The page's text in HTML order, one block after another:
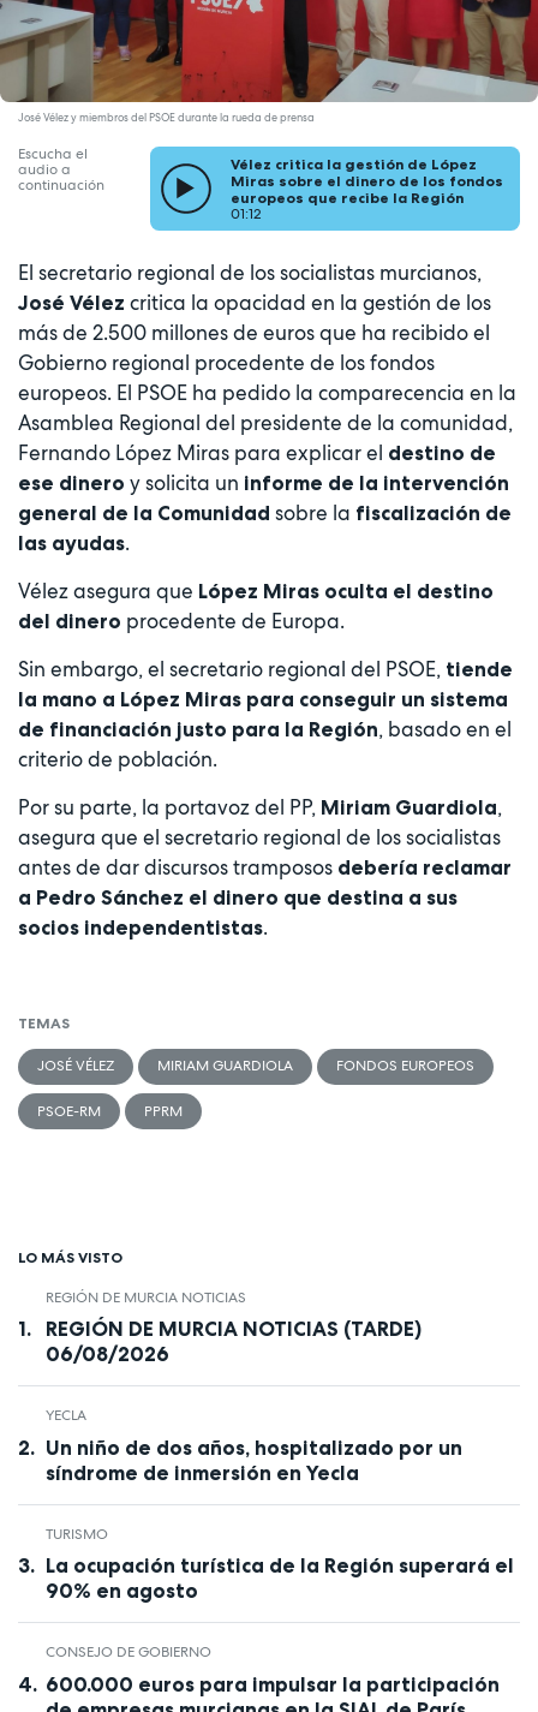
José Vélez y miembros del PSOE durante la rueda de prensa
Escucha el
audio a
continuación
Vélez critica la gestión de López
Miras sobre el dinero de los fondos
europeos que recibe la Región
01:12
El secretario regional de los socialistas murcianos,
José Vélez critica la opacidad en la gestión de los
más de 2.500 millones de euros que ha recibido el
Gobierno regional procedente de los fondos
europeos. El PSOE ha pedido la comparecencia en la
Asamblea Regional del presidente de la comunidad,
Fernando López Miras para explicar el destino de
ese dinero y solicita un informe de la intervención
general de la Comunidad sobre la fiscalización de
las ayudas.
Vélez asegura que López Miras oculta el destino
del dinero procedente de Europa.
Sin embargo, el secretario regional del PSOE, tiende
la mano a López Miras para conseguir un sistema
de financiación justo para la Región, basado en el
criterio de población.
Por su parte, la portavoz del PP, Miriam Guardiola,
asegura que el secretario regional de los socialistas
antes de dar discursos tramposos debería reclamar
a Pedro Sánchez el dinero que destina a sus
socios independentistas.
TEMAS
JOSÉ VÉLEZ MIRIAM GUARDIOLA FONDOS EUROPEOS
PSOE-RM PPRM
LO MÁS VISTO
REGIÓN DE MURCIA NOTICIAS
REGIÓN DE MURCIA NOTICIAS (TARDE)
06/08/2026
YECLA
Un niño de dos años, hospitalizado por un
síndrome de inmersión en Yecla
TURISMO
La ocupación turística de la Región superará el
90% en agosto
CONSEJO DE GOBIERNO
600.000 euros para impulsar la participación